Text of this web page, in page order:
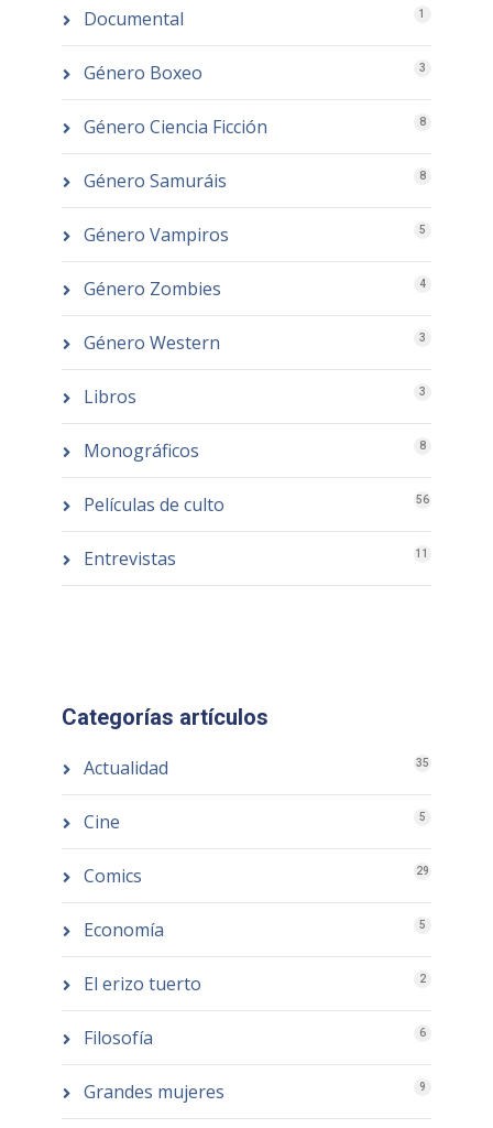
Documental 1
Género Boxeo 3
Género Ciencia Ficción 8
Género Samuráis 8
Género Vampiros 5
Género Zombies 4
Género Western 3
Libros 3
Monográficos 8
Películas de culto 56
Entrevistas 11
Categorías artículos
Actualidad 35
Cine 5
Comics 29
Economía 5
El erizo tuerto 2
Filosofía 6
Grandes mujeres 9